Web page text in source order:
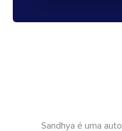
Sandhya é uma